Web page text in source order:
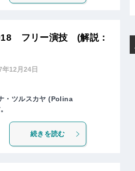
フリー演技 (解説：
年12月24日
・ツルスカヤ (Polina
続きを読む